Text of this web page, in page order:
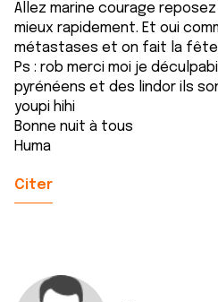
Allez marine courage
mieux rapidement. Et oui
métastases et on fait la fête
Ps : rob merci moi je
pyrénéens et des lindor ils
youpi hihi
Bonne nuit à tous
Huma
Citer